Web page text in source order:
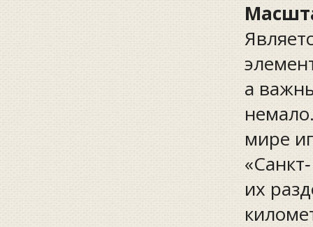
а
мире
их